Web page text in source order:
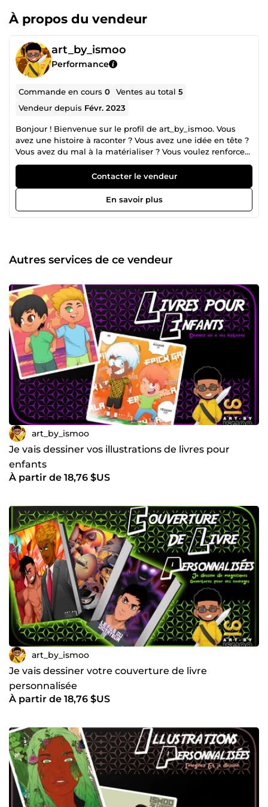
À propos du vendeur
art_by_ismoo
Performance
Commande en cours0 Ventes au total5
Vendeur depuis Févr. 2023
Bonjour ! Bienvenue sur le profil de art_by_ismoo. Vous
avez une histoire à raconter ? Vous avez une idée en tête ?
Vous avez du mal à la matérialiser ? Vous voulez renforcer
votre image de marque ? Vous cherchez à donner vie à
une vision ou idée à travers une illustration ? Et bien vous
êtes au bon endroit!!! Je suis Ismoo, illustrateur freelance
passionné de graphisme et de design, je mets mes
compétences à votre service pour vous aider dans la
nombreuses années , j'ai eu à travailler sur bon nombre de
projets avec des clients prestigieux . Prêt à faire le grand
art_by_Ismoo ? Rejoignez -moi et ensemble, nous créerons
des merveilles visuelles !
Contacter le vendeur
En savoir plus
Autres services de ce vendeur
art_by_ismoo
Je vais dessiner vos illustrations de livres pour
enfants
À partir de 18,76 $US
art_by_ismoo
Je vais dessiner votre couverture de livre
personnalisée
À partir de 18,76 $US